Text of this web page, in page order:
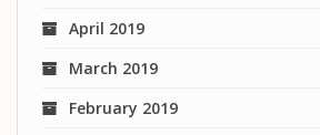
April 2019
March 2019
February 2019